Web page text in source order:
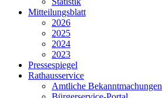
Mitteilungsblatt
2026
2025
2024
2023
Pressespiegel
Rathausservice
Amtliche Bekanntmachungen